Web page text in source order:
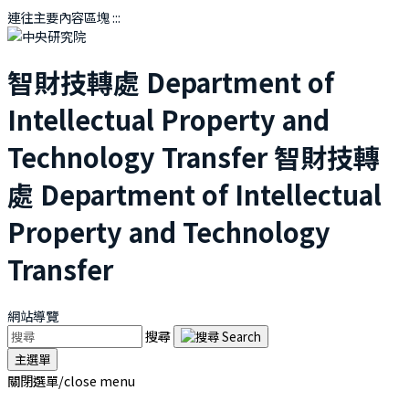
連往主要內容區塊:::
智財技轉處 Department of
Intellectual Property and
Technology Transfer智財技轉
處 Department of Intellectual
Property and Technology
Transfer
網站導覽
搜尋
主選單
關閉選單/close menu